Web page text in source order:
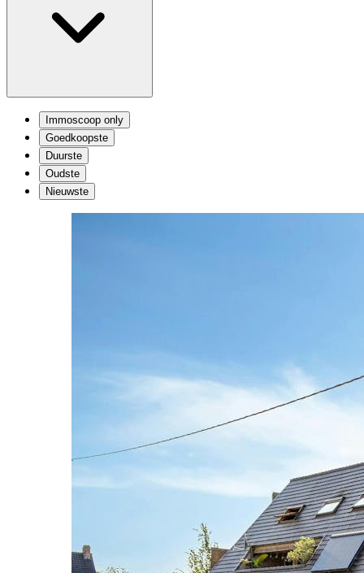
Immoscoop only
Goedkoopste
Duurste
Oudste
Nieuwste